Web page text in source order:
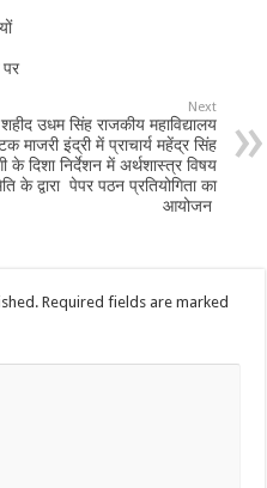
Next
शहीद उधम सिंह राजकीय महाविद्यालय
माजरी इंद्री में प्राचार्य महेंद्र सिंह
के दिशा निर्देशन में अर्थशास्त्र विषय
के द्वारा पेपर पठन प्रतियोगिता का
आयोजन
Required fields are marked